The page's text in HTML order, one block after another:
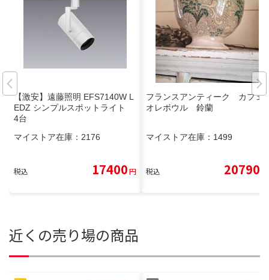
【激安】遠藤照明 EFS7140W L
EDZ シンプルスポットライト
4台
マイストア在庫： 2176
税込 17400円
フランスアンティーク カフェ
オレボウル 鈴蘭
マイストア在庫： 1499
税込 20790
近くの売り場の商品